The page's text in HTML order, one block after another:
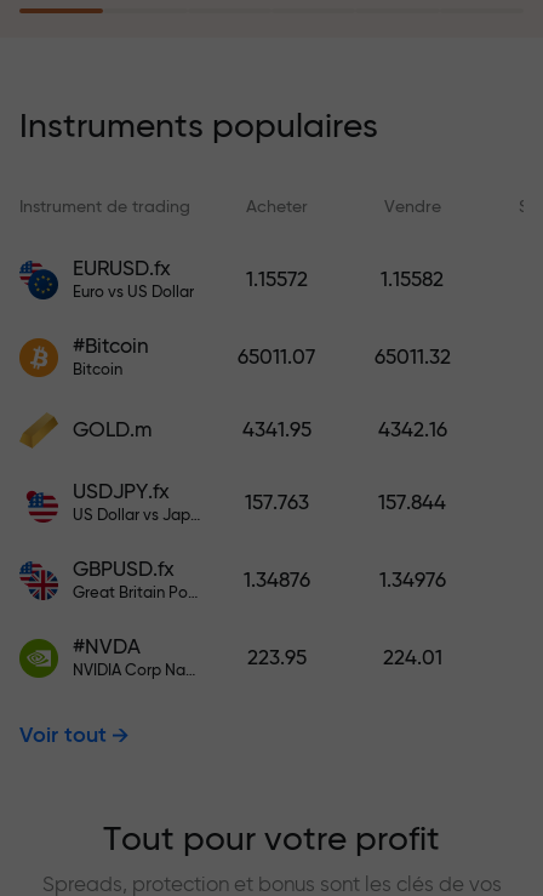
rêves simplement en effectuant un
risques rembourse vos pertes et
garantit un triplement des profits
tranquillité — votre capital est
dépôt. X1000 n’est pas une erreur.
Instruments populaires
Instrument de trading Acheter Vendre
EURUSD.fx
Euro vs US Dollar
1.15572 1.15582
#Bitcoin
Bitcoin
65011.07 65011.32
GOLD.m 4341.95 4342.16
USDJPY.fx
US Dollar vs Japanese Yen
157.763 157.844
GBPUSD.fx
Great Britain Pound vs US Dollar
1.34876 1.34976
#NVDA
NVIDIA Corp Nasdaq Stock Exchange (Nasdaq) USD
223.95 224.01
Voir tout
Tout pour votre profit
Spreads, protection et bonus sont les clés de vos